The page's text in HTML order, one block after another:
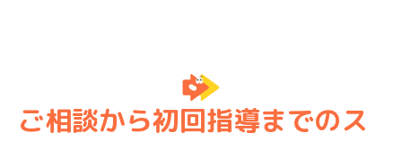
ご相談から初回指導までのス